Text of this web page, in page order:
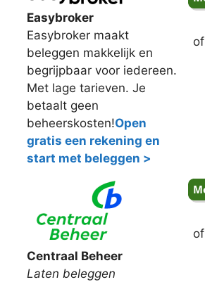
Easybroker
Easybroker maakt
beleggen makkelijk en
begrijpbaar voor iedereen.
Met lage tarieven. Je
betaalt geen
beheerskosten!Open
gratis een rekening en
start met beleggen >
of
Centraal Beheer
Laten beleggen
of